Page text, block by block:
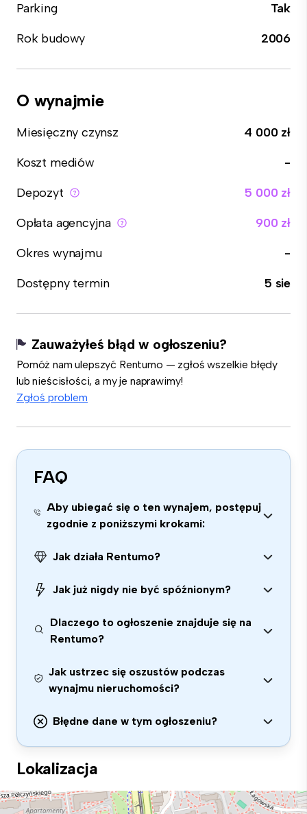
Parking
Tak
Rok budowy
2006
O wynajmie
Miesięczny czynsz
4 000 zł
Koszt mediów
-
Depozyt
5 000 zł
Opłata agencyjna
900 zł
Okres wynajmu
-
Dostępny termin
5 sie
Zauważyłeś błąd w ogłoszeniu?
Pomóż nam ulepszyć Rentumo — zgłoś wszelkie błędy
lub nieścisłości, a my je naprawimy!
Zgłoś problem
FAQ
Aby ubiegać się o ten wynajem, postępuj
zgodnie z poniższymi krokami:
Jak działa Rentumo?
Jak już nigdy nie być spóźnionym?
Dlaczego to ogłoszenie znajduje się na
Rentumo?
Jak ustrzec się oszustów podczas
wynajmu nieruchomości?
Błędne dane w tym ogłoszeniu?
Lokalizacja